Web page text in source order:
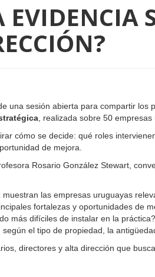
una sesión abierta para compartir los
, realizada sobre 50 empresas
cómo se decide: qué roles
de mejora.
Rosario González Stewart,
las empresas uruguayas
fortalezas y oportunidades de
más difíciles de instalar en la práctica?
el tipo de propiedad, la
directores y alta dirección que